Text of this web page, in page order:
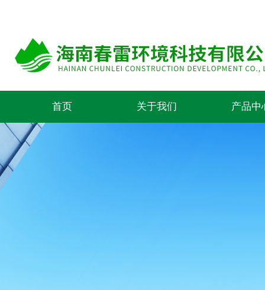
首页 关于我们 产品中